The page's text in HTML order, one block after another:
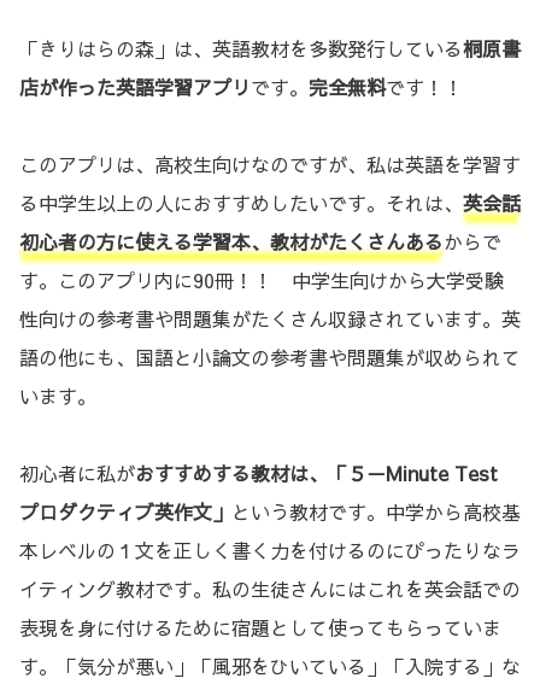
「きりはらの森」は、英語教材を多数発行している桐原書
店が作った英語学習アプリです。 完全無料です！！
このアプリは、高校生向けなのですが、私は英語を学習す
る中学生以上の人におすすめしたいです。それは、 英会話
初心者の方に使える学習本、教材がたくさんあるからで
す。このアプリ内に90冊！！ 中学生向けから大学受験
性向けの参考書や問題集がたくさん収録されています。英
語の他にも、国語と小論文の参考書や問題集が収められて
います。
初心者に私がおすすめする教材は、「５－Minute Test
プロダクティブ英作文」 という教材です。中学から高校基
本レベルの１文を正しく書く力を付けるのにぴったりなラ
イティング教材です。私の生徒さんにはこれを英会話での
表現を身に付けるために宿題として使ってもらっていま
す。「気分が悪い」「風邪をひいている」「入院する」な